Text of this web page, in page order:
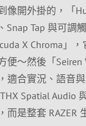
像開外掛的，「
Snap Tap 與可調
X Chroma」
便～然後「
適合實況、語音
Spatial Audio
而是整套 RAZER